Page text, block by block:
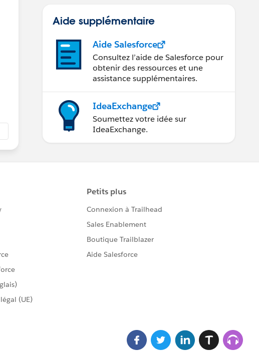
Aide supplémentaire
Aide Salesforce
Consultez l’aide de Salesforce pour
obtenir des ressources et une
assistance supplémentaires.
IdeaExchange
Soumettez votre idée sur
IdeaExchange.